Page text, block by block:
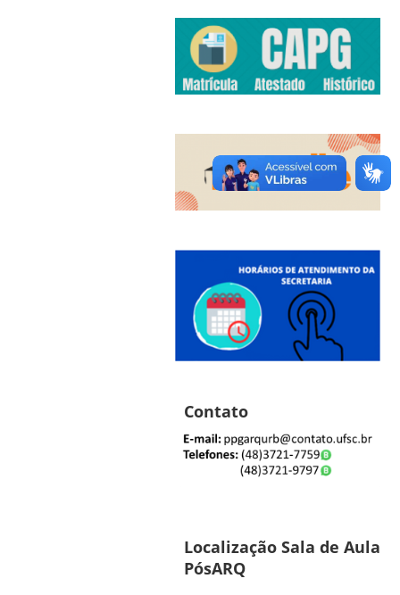
Contato
Localização Sala de Aula
PósARQ